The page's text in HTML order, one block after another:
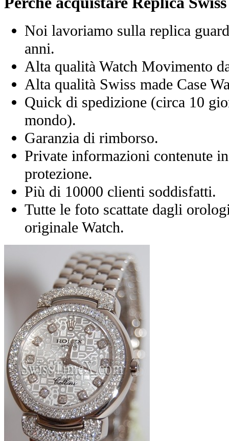
Noi lavoriamo sulla replica
anni.
Alta qualità Watch Movimento
Alta qualità Swiss made Case
Quick di spedizione (circa 10
mondo).
Garanzia di rimborso.
Private informazioni contenute
protezione.
Più di 10000 clienti soddisfatti.
Tutte le foto scattate dagli
originale Watch.